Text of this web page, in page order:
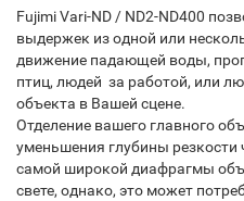
Fujimi Vari-ND / ND2-ND400
выдержек из одной или
движение падающей воды,
птиц, людей за работой, или
объекта в Вашей сцене.
Отделение вашего главного
уменьшения глубины
самой широкой диафрагмы
свете, однако, это может